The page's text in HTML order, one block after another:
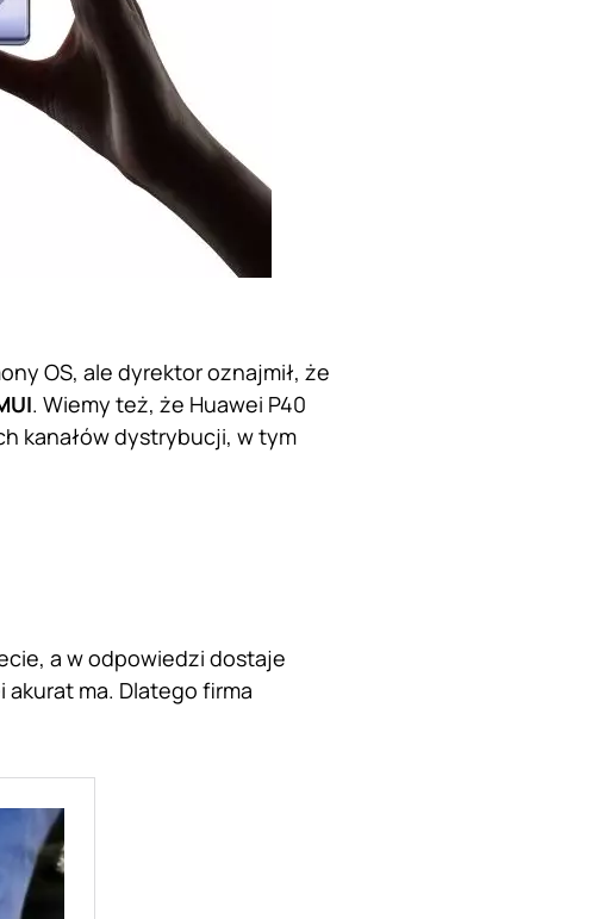
OS, ale dyrektor oznajmił, że
. Wiemy też, że Huawei P40
kanałów dystrybucji, w tym
a w odpowiedzi dostaje
akurat ma. Dlatego firma